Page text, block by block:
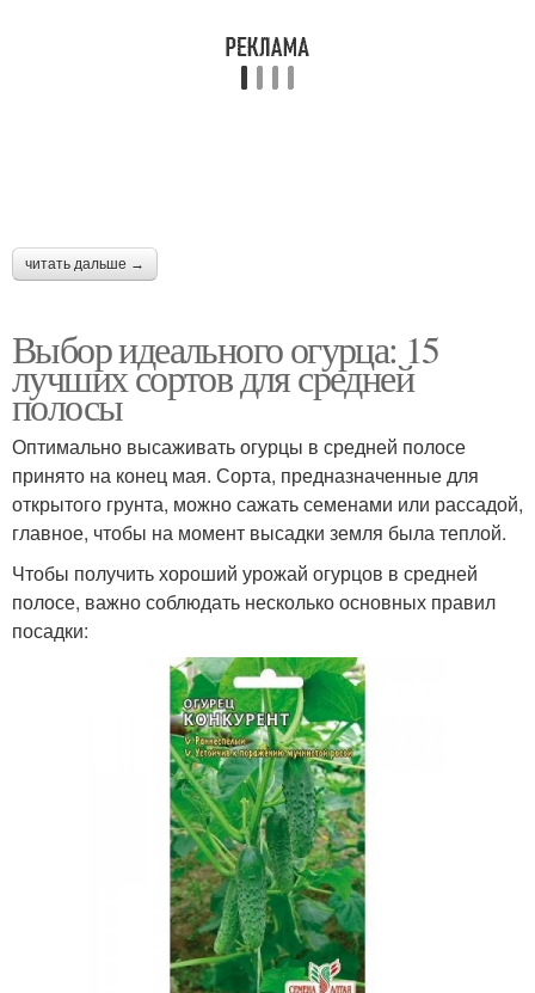
читать дальше →
Выбор идеального огурца: 15
лучших сортов для средней
полосы
Оптимально высаживать огурцы в средней полосе
принято на конец мая. Сорта, предназначенные для
открытого грунта, можно сажать семенами или рассадой,
главное, чтобы на момент высадки земля была теплой.
Чтобы получить хороший урожай огурцов в средней
полосе, важно соблюдать несколько основных правил
посадки: